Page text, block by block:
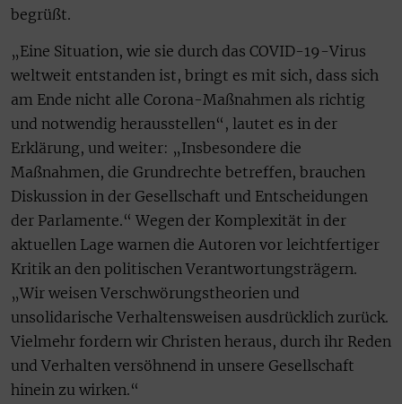
begrüßt.
„Eine Situation, wie sie durch das COVID-19-Virus
weltweit entstanden ist, bringt es mit sich, dass sich
am Ende nicht alle Corona-Maßnahmen als richtig
und notwendig herausstellen“, lautet es in der
Erklärung, und weiter: „Insbesondere die
Maßnahmen, die Grundrechte betreffen, brauchen
Diskussion in der Gesellschaft und Entscheidungen
der Parlamente.“ Wegen der Komplexität in der
aktuellen Lage warnen die Autoren vor leichtfertiger
Kritik an den politischen Verantwortungsträgern.
„Wir weisen Verschwörungstheorien und
unsolidarische Verhaltensweisen ausdrücklich zurück.
Vielmehr fordern wir Christen heraus, durch ihr Reden
und Verhalten versöhnend in unsere Gesellschaft
hinein zu wirken.“